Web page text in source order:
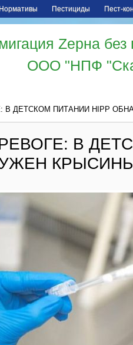
Нормативы Пестициды Пест-
Zерна
ООО "НПФ
В ДЕТСКОМ ПИТАНИИ HIPP
В